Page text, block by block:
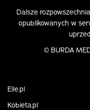
Dalsze
opublikowanych w
© BURDA
Elle.pl
Kobieta.pl